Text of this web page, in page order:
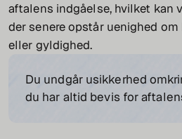
aftalens indgåelse, hvilket kan
der senere opstår uenighed
eller gyldighed.
Du undgår usikkerhed
du har altid bevis for